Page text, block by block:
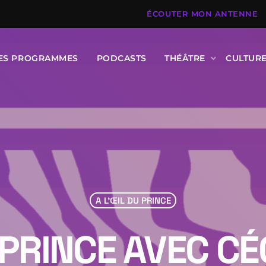
ÉCOUTER MON ANTENNE
PROGRAMMES PODCASTS THÉÂTRE CULTURE
A L'ŒIL DU PRINCE
AVEC